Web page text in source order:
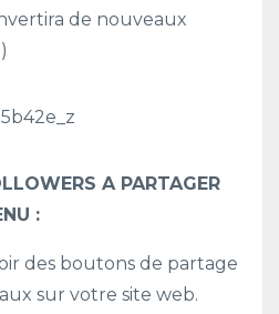
de nouveaux
A PARTAGER
:
des boutons de partage
sur votre site web.